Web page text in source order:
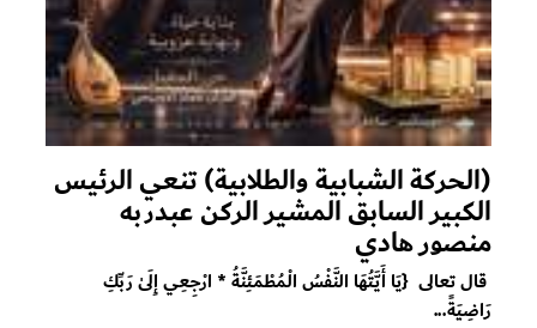
(الحركة الشبابية والطلابية) تنعي الرئيس
الكبير السابق المشير الركن عبدربه
منصور هادي
قال تعالى {يَا أَيَّتُهَا النَّفْسُ الْمُطْمَئِنَّةُ * ارْجِعِي إِلَىٰ رَبِّكِ
رَاضِيَةً...